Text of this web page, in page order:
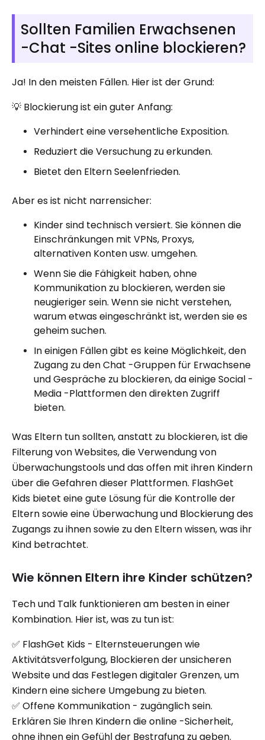
Sollten Familien Erwachsenen
-Chat -Sites online blockieren?
Ja! In den meisten Fällen. Hier ist der Grund:
💡 Blockierung ist ein guter Anfang:
Verhindert eine versehentliche Exposition.
Reduziert die Versuchung zu erkunden.
Bietet den Eltern Seelenfrieden.
Aber es ist nicht narrensicher:
Kinder sind technisch versiert. Sie können die
Einschränkungen mit VPNs, Proxys,
alternativen Konten usw. umgehen.
Wenn Sie die Fähigkeit haben, ohne
Kommunikation zu blockieren, werden sie
neugieriger sein. Wenn sie nicht verstehen,
warum etwas eingeschränkt ist, werden sie es
geheim suchen.
In einigen Fällen gibt es keine Möglichkeit, den
Zugang zu den Chat -Gruppen für Erwachsene
und Gespräche zu blockieren, da einige Social -
Media -Plattformen den direkten Zugriff
bieten.
Was Eltern tun sollten, anstatt zu blockieren, ist die
Filterung von Websites, die Verwendung von
Überwachungstools und das offen mit ihren Kindern
über die Gefahren dieser Plattformen. FlashGet
Kids bietet eine gute Lösung für die Kontrolle der
Eltern sowie eine Überwachung und Blockierung des
Zugangs zu ihnen sowie zu den Eltern wissen, was ihr
Kind betrachtet.
Wie können Eltern ihre Kinder schützen?
Tech und Talk funktionieren am besten in einer
Kombination. Hier ist, was zu tun ist:
✅ FlashGet Kids - Elternsteuerungen wie
Aktivitätsverfolgung, Blockieren der unsicheren
Website und das Festlegen digitaler Grenzen, um
Kindern eine sichere Umgebung zu bieten.
✅ Offene Kommunikation - zugänglich sein.
Erklären Sie Ihren Kindern die online -Sicherheit,
ohne ihnen ein Gefühl der Bestrafung zu geben.